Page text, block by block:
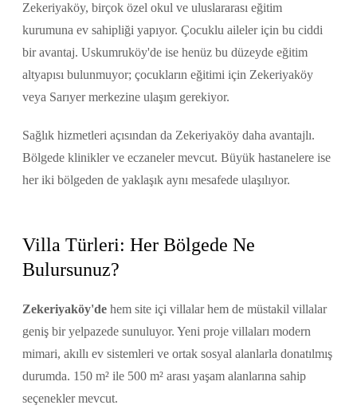
Zekeriyaköy, birçok özel okul ve uluslararası eğitim
kurumuna ev sahipliği yapıyor. Çocuklu aileler için bu ciddi
bir avantaj. Uskumruköy'de ise henüz bu düzeyde eğitim
altyapısı bulunmuyor; çocukların eğitimi için Zekeriyaköy
veya Sarıyer merkezine ulaşım gerekiyor.
Sağlık hizmetleri açısından da Zekeriyaköy daha avantajlı.
Bölgede klinikler ve eczaneler mevcut. Büyük hastanelere ise
her iki bölgeden de yaklaşık aynı mesafede ulaşılıyor.
Villa Türleri: Her Bölgede Ne
Bulursunuz?
Zekeriyaköy'de hem site içi villalar hem de müstakil villalar
geniş bir yelpazede sunuluyor. Yeni proje villaları modern
mimari, akıllı ev sistemleri ve ortak sosyal alanlarla donatılmış
durumda. 150 m² ile 500 m² arası yaşam alanlarına sahip
seçenekler mevcut.